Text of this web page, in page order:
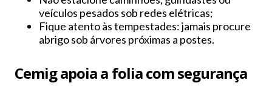
veículos pesados sob redes elétricas;
Fique atento às tempestades: jamais procure
abrigo sob árvores próximas a postes.
Cemig apoia a folia com segurança